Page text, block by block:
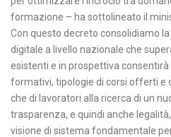
formazione – ha sottolineato il
Con questo decreto consolidiamo
digitale a livello nazionale che
esistenti e in prospettiva
formativi, tipologie di corsi offerti e
che di lavoratori alla ricerca di un
trasparenza, e quindi anche
visione di sistema fondamentale